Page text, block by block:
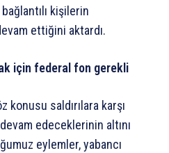
kişilerin
ettiğini aktardı.
için federal fon gerekli
saldırılara karşı
edeceklerinin altını
eylemler, yabancı